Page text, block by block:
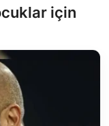
için